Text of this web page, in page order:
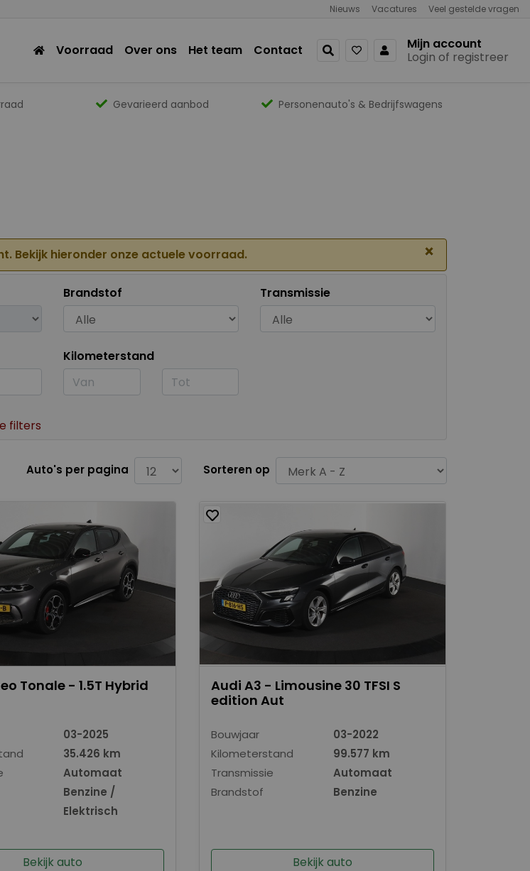
Nieuws Vacatures Veel gestelde vragen
Voorraad Over ons Het team Contact
Mijn account
Login of registreer
Gevarieerd aanbod Personenauto's & Bedrijfswagens
Bekijk hieronder onze actuele voorraad. ×
Brandstof Transmissie
Kilometerstand
filters
Auto's per pagina Sorteren op
Tonale - 1.5T Hybrid
03-2025
35.426 km
Automaat
Benzine /
Elektrisch
Bekijk auto
Audi A3 - Limousine 30 TFSI S
edition Aut
Bouwjaar
03-2022
Kilometerstand
99.577 km
Transmissie
Automaat
Brandstof
Benzine
Bekijk auto